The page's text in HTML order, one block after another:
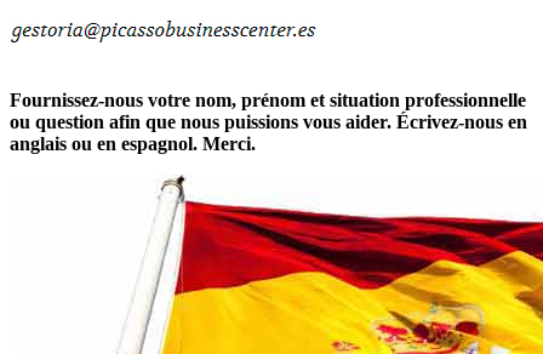
Fournissez-nous votre nom, prénom et situation professionnelle
ou question afin que nous puissions vous aider. Écrivez-nous en
anglais ou en espagnol. Merci.